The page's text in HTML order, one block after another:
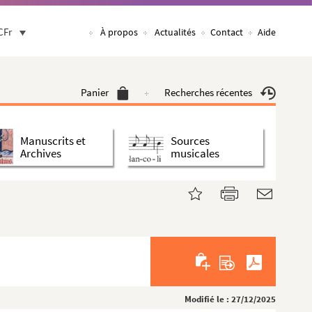
À propos Actualités Contact Aide
Panier Recherches récentes
Manuscrits et
Archives
Sources
musicales
Modifié le : 27/12/2025